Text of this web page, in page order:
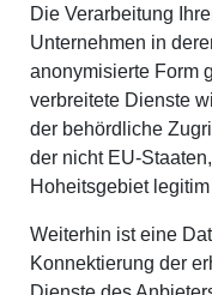
Die Verarbeitung
Unternehmen in
anonymisierte Form
verbreitete Dienste
der behördliche
der nicht EU-
Hoheitsgebiet
Weiterhin ist eine
Konnektierung der